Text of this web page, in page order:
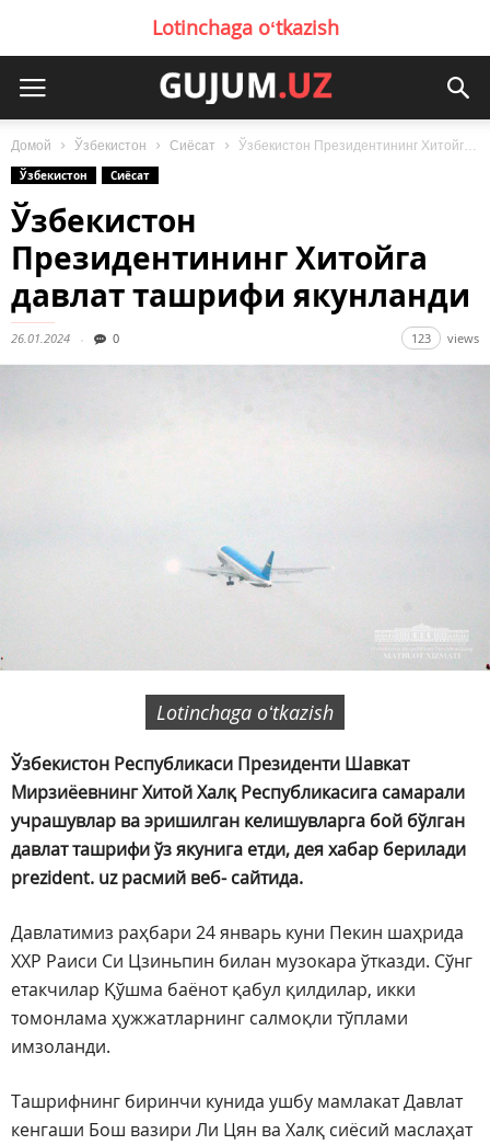
Lotinchaga oʻtkazish
Домой Ўзбекистон Сиёсат
Ўзбекистон Президентининг Хитойга давлат ташрифи якунланди
Ўзбекистон
Сиёсат
Ўзбекистон
Президентининг Хитойга
давлат ташрифи якунланди
26.01.2024 0 123 views
Lotinchaga oʻtkazish
Ўзбекистон Республикаси Президенти Шавкат
Мирзиёевнинг Хитой Халқ Республикасига самарали
учрашувлар ва эришилган келишувларга бой бўлган
давлат ташрифи ўз якунига етди, дея хабар берилади
prezident. uz расмий веб- сайтида.
Давлатимиз раҳбари 24 январь куни Пекин шаҳрида
ХХР Раиси Си Цзиньпин билан музокара ўтказди. Сўнг
етакчилар Қўшма баёнот қабул қилдилар, икки
томонлама ҳужжатларнинг салмоқли тўплами
имзоланди.
Ташрифнинг биринчи кунида ушбу мамлакат Давлат
кенгаши Бош вазири Ли Цян ва Халқ сиёсий маслаҳат